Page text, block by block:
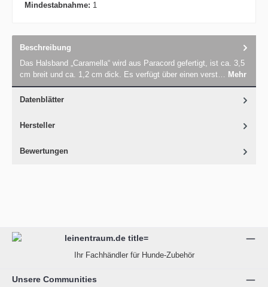
Mindestabnahme: 1
Beschreibung
Das Halsband „Caramella“ wird aus Paracord gefertigt, ist ca. 3,5
cm breit und ca. 1,2 cm dick. Es verfügt über einen verst… Mehr
Datenblätter
Hersteller
Bewertungen
Ihr Fachhändler für Hunde-Zubehör
Unsere Communities